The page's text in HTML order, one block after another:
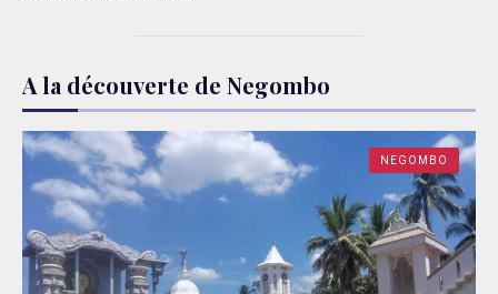
A la découverte de Negombo
NEGOMBO